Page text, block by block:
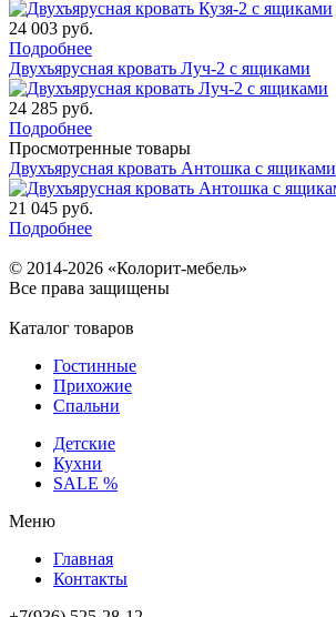
24 003 руб.
Подробнее
Двухъярусная кровать Луч-2 с ящиками
24 285 руб.
Подробнее
Просмотренные товары
Двухъярусная кровать Антошка с ящиками
21 045 руб.
Подробнее
© 2014-2026 «Колорит-мебель»
Все права защищены
Каталог товаров
Гостинные
Прихожие
Спальни
Детские
Кухни
SALE %
Меню
Главная
Контакты